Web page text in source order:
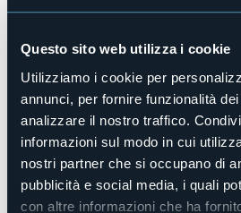
Questo sito web utilizza i cookie
Utilizziamo i cookie per
annunci, per fornire funzionalità
analizzare il nostro traffico.
informazioni sul modo in cui
nostri partner che si occupano di
pubblicità e social media, i quali
con altre informazioni che ha
viaggio.
Accesso disabili
Sì
Centro benessere
No
Sala congressi
No
Piscina
No